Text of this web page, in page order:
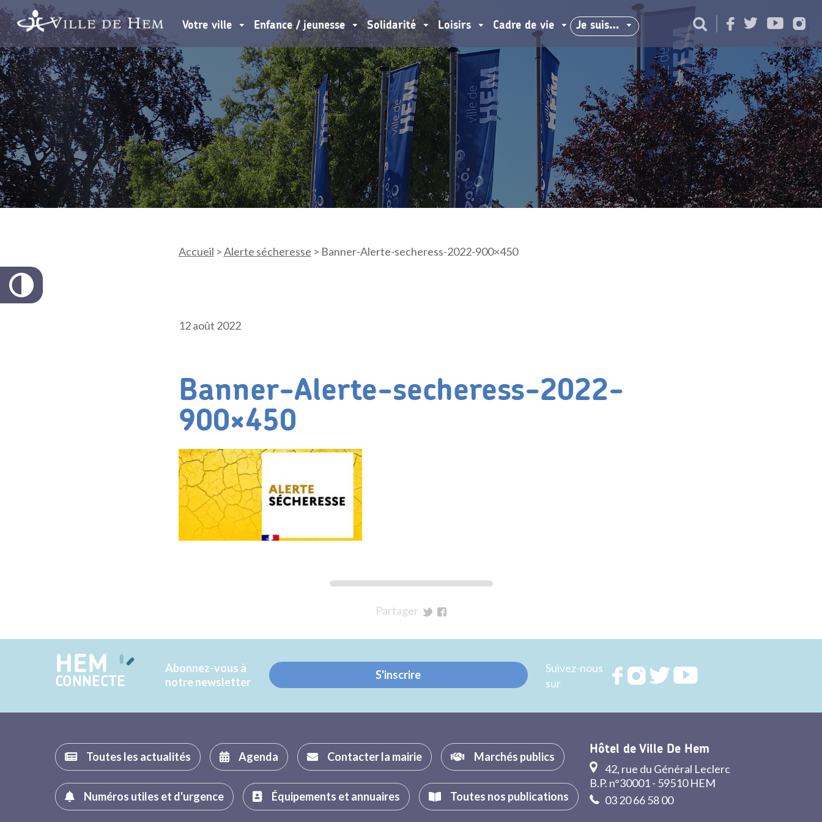
Votre ville Enfance / jeunesse Solidarité Loisirs Cadre de vie Je suis…
Accueil >Alerte sécheresse > Banner-Alerte-secheress-2022-900×450
12 août 2022
Banner-Alerte-secheress-2022-
900×450
Partager
Twitter
Facebook
HEM
CONNECTE
Abonnez-vous à
notre newsletter
S'inscrire
Suivez-nous
sur
RejoignezRejoignezRejoignez
Toutes les actualités Agenda Contacter la mairie Marchés publics
Numéros utiles et d'urgence Équipements et annuaires Toutes nos publications
Hôtel de Ville De Hem
42, rue du Général Leclerc
B.P. n°30001 - 59510 HEM
03 20 66 58 00